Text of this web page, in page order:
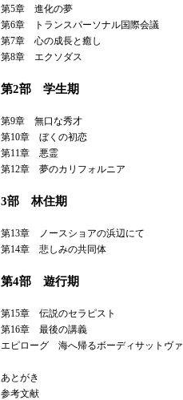
第5章 進化の夢
第6章 トランスパーソナル国際会議
第7章 心の成長と癒し
第8章 エクソダス
第2部 学生期
第9章 無口な秀才
第10章 ぼくの初恋
第11章 悪霊
第12章 夢のカリフォルニア
3部 林住期
第13章 ノースショアの浜辺にて
第14章 悲しみの共同体
第4部 遊行期
第15章 伝説のセラピスト
第16章 最後の講義
エピローグ 海へ帰るボーディサットヴァ
あとがき
参考文献